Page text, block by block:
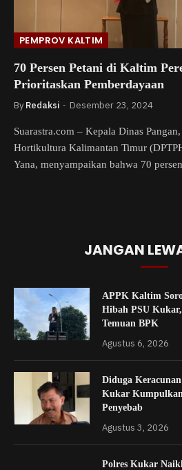
PEMPROV KALTIM
70 Persen Petani di Kaltim
Prioritaskan Pemberdayaan
By Redaksi Desember 23, 2024
Suarastra.com – Kepala Dinas
Hortikultura Kalimantan Timur
Yana, menyampaikan bahwa 70
JANGAN
APPK Kaltim
Hibah PSU
Temuan BPK
Agustus 6, 2026
Diduga
Kukar
Penyebab
Agustus 3, 2026
Polres Kukar